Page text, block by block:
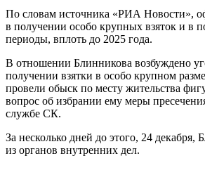
По словам источника «РИА Новости»,
в получении особо крупных взяток и в
периоды, вплоть до 2025 года.
В отношении Блинникова возбуждено
получении взятки в особо крупном
провели обыск по месту жительства
вопрос об избрании ему меры
службе СК.
За несколько дней до этого, 24 декабря,
из органов внутренних дел.